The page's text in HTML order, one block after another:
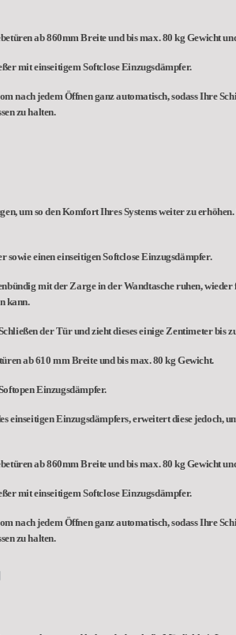
ab 860mm Breite und bis max. 80 kg Gewicht
mit einseitigem Softclose Einzugsdämpfer.
jedem Öffnen ganz automatisch, sodass Ihre
zu halten.
um so den Komfort Ihres Systems weiter zu
einen einseitigen Softclose Einzugsdämpfer.
mit der Zarge in der Wandtasche ruhen,
kann.
der Tür und zieht dieses einige Zentimeter
ab 610 mm Breite und bis max. 80 kg Gewicht.
Einzugsdämpfer.
einseitigen Einzugsdämpfers, erweitert diese
ab 860mm Breite und bis max. 80 kg Gewicht
mit einseitigem Softclose Einzugsdämpfer.
jedem Öffnen ganz automatisch, sodass Ihre
zu halten.